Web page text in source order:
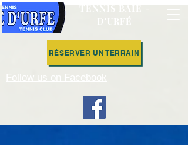
TENNISBAIE -
D'URFÉ
RÉSERVER UN TERRAIN
Follow us on Facebook